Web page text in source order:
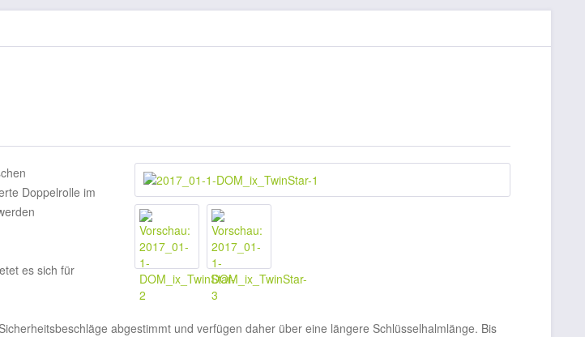
Doppelrolle im
es sich für
abgestimmt und verfügen daher über eine längere Schlüsselhalmlänge. Bis